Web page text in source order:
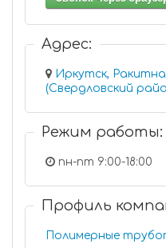
Адрес:
Иркутск,
Режим работы:
пн-пт 9:00-18:00
Профиль
Полимерные